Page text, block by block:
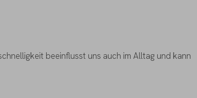
beeinflusst uns auch im Alltag und kann